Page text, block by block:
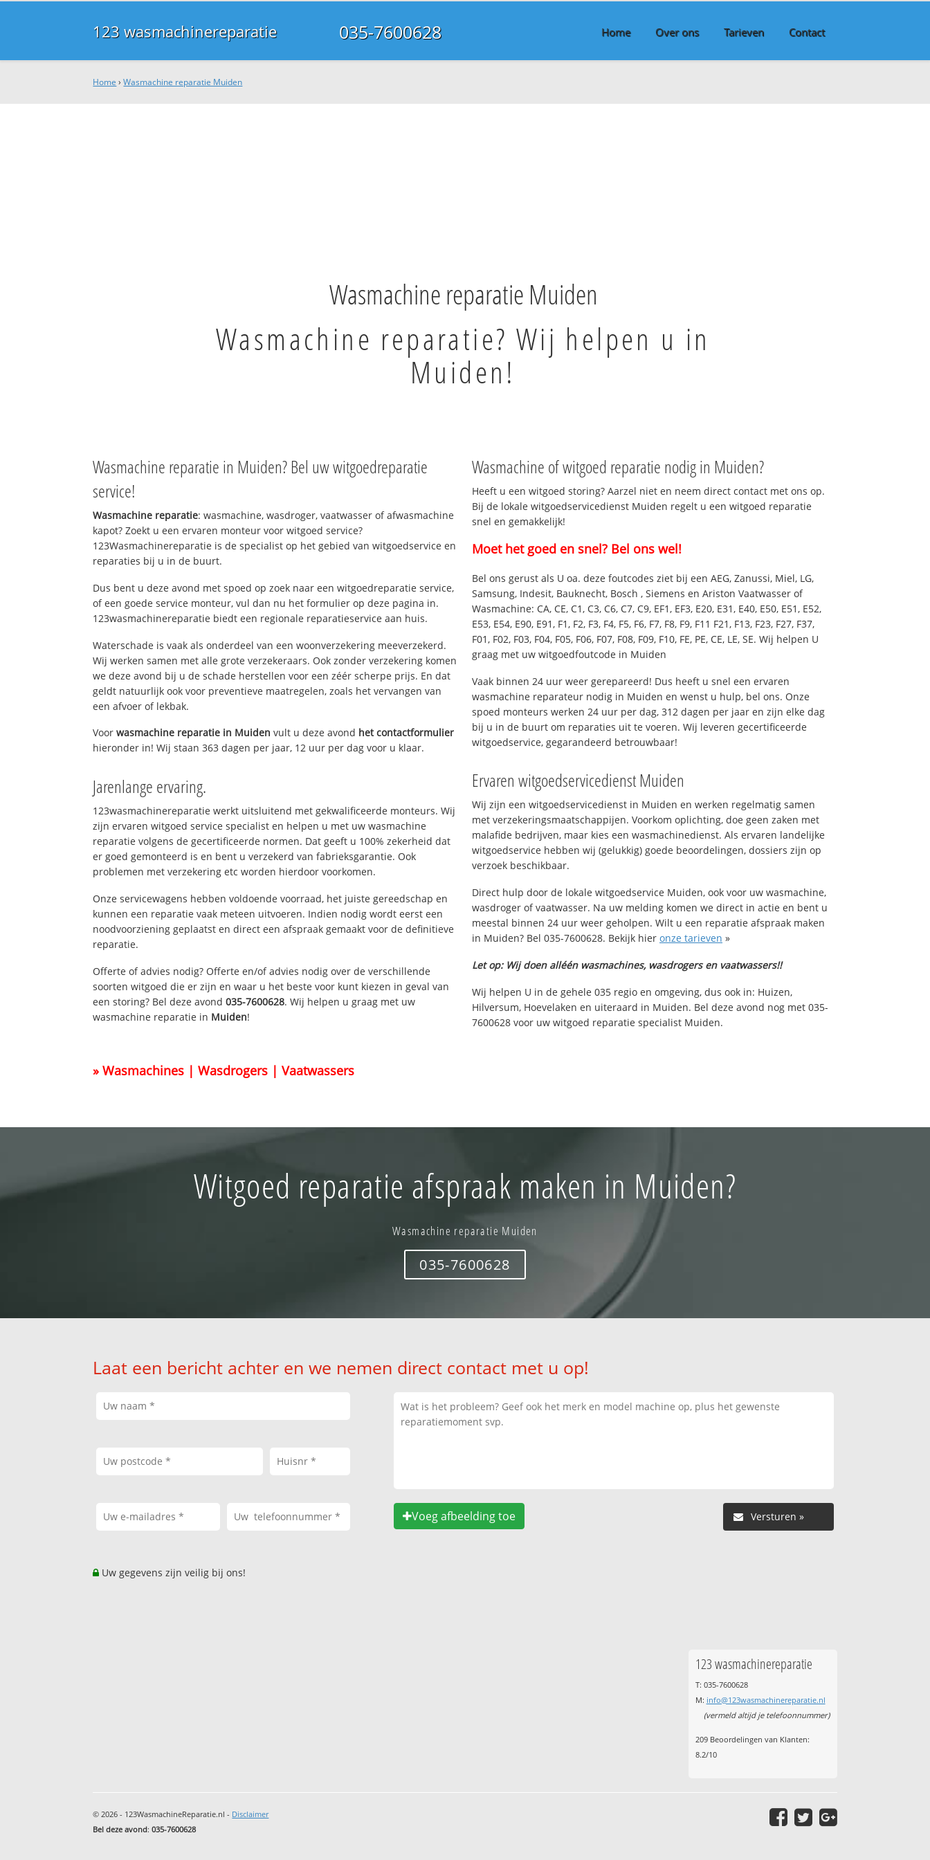
123 wasmachinereparatie 035-7600628 Home Over ons Tarieven Contact
Home ›Wasmachine reparatie Muiden
Wasmachine reparatie Muiden
Wasmachine reparatie? Wij helpen u in
Muiden!
Wasmachine reparatie in Muiden? Bel uw witgoedreparatie
service!
Wasmachine reparatie: wasmachine, wasdroger, vaatwasser of afwasmachine
kapot? Zoekt u een ervaren monteur voor witgoed service?
123Wasmachinereparatie is de specialist op het gebied van witgoedservice en
reparaties bij u in de buurt.
Dus bent u deze avond met spoed op zoek naar een witgoedreparatie service,
of een goede service monteur, vul dan nu het formulier op deze pagina in.
123wasmachinereparatie biedt een regionale reparatieservice aan huis.
Waterschade is vaak als onderdeel van een woonverzekering meeverzekerd.
Wij werken samen met alle grote verzekeraars. Ook zonder verzekering komen
we deze avond bij u de schade herstellen voor een zéér scherpe prijs. En dat
geldt natuurlijk ook voor preventieve maatregelen, zoals het vervangen van
een afvoer of lekbak.
Voorwasmachine reparatie in Muiden vult u deze avond het contactformulier
hieronder in! Wij staan 363 dagen per jaar, 12 uur per dag voor u klaar.
Jarenlange ervaring.
123wasmachinereparatie werkt uitsluitend met gekwalificeerde monteurs. Wij
zijn ervaren witgoed service specialist en helpen u met uw wasmachine
reparatie volgens de gecertificeerde normen. Dat geeft u 100% zekerheid dat
er goed gemonteerd is en bent u verzekerd van fabrieksgarantie. Ook
problemen met verzekering etc worden hierdoor voorkomen.
Onze servicewagens hebben voldoende voorraad, het juiste gereedschap en
kunnen een reparatie vaak meteen uitvoeren. Indien nodig wordt eerst een
noodvoorziening geplaatst en direct een afspraak gemaakt voor de definitieve
reparatie.
Offerte of advies nodig? Offerte en/of advies nodig over de verschillende
soorten witgoed die er zijn en waar u het beste voor kunt kiezen in geval van
een storing? Bel deze avond035-7600628. Wij helpen u graag met uw
wasmachine reparatie in Muiden!
» Wasmachines | Wasdrogers | Vaatwassers
Wasmachine of witgoed reparatie nodig in Muiden?
Heeft u een witgoed storing? Aarzel niet en neem direct contact met ons op.
Bij de lokale witgoedservicedienst Muiden regelt u een witgoed reparatie
snel en gemakkelijk!
Moet het goed en snel? Bel ons wel!
Bel ons gerust als U oa. deze foutcodes ziet bij een AEG, Zanussi, Miel, LG,
Samsung, Indesit, Bauknecht, Bosch , Siemens en Ariston Vaatwasser of
Wasmachine: CA, CE, C1, C3, C6, C7, C9, EF1, EF3, E20, E31, E40, E50, E51, E52,
E53, E54, E90, E91, F1, F2, F3, F4, F5, F6, F7, F8, F9, F11 F21, F13, F23, F27, F37,
F01, F02, F03, F04, F05, F06, F07, F08, F09, F10, FE, PE, CE, LE, SE. Wij helpen U
graag met uw witgoedfoutcode in Muiden
Vaak binnen 24 uur weer gerepareerd! Dus heeft u snel een ervaren
wasmachine reparateur nodig in Muiden en wenst u hulp, bel ons. Onze
spoed monteurs werken 24 uur per dag, 312 dagen per jaar en zijn elke dag
bij u in de buurt om reparaties uit te voeren. Wij leveren gecertificeerde
witgoedservice, gegarandeerd betrouwbaar!
Ervaren witgoedservicedienst Muiden
Wij zijn een witgoedservicedienst in Muiden en werken regelmatig samen
met verzekeringsmaatschappijen. Voorkom oplichting, doe geen zaken met
malafide bedrijven, maar kies een wasmachinedienst. Als ervaren landelijke
witgoedservice hebben wij (gelukkig) goede beoordelingen, dossiers zijn op
verzoek beschikbaar.
Direct hulp door de lokale witgoedservice Muiden, ook voor uw wasmachine,
wasdroger of vaatwasser. Na uw melding komen we direct in actie en bent u
meestal binnen 24 uur weer geholpen. Wilt u een reparatie afspraak maken
in Muiden? Bel 035-7600628. Bekijk hier onze tarieven »
Let op: Wij doen alléén wasmachines, wasdrogers en vaatwassers!!
Wij helpen U in de gehele 035 regio en omgeving, dus ook in: Huizen,
Hilversum, Hoevelaken en uiteraard in Muiden. Bel deze avond nog met 035-
7600628 voor uw witgoed reparatie specialist Muiden.
Witgoed reparatie afspraak maken in Muiden?
Wasmachine reparatie Muiden
035-7600628
Laat een bericht achter en we nemen direct contact met u op!
Voeg afbeelding toe
Uw gegevens zijn veilig bij ons!
123 wasmachinereparatie
T: 035-7600628
M: info@123wasmachinereparatie.nl
(vermeld altijd je telefoonnummer)
209Beoordelingen van Klanten:
8.2/10
© 2026 - 123WasmachineReparatie.nl - Disclaimer
Bel deze avond:035-7600628